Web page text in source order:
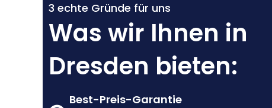
3 echte Gründe für uns
Was wir Ihnen in
Dresden bieten:
Best-Preis-Garantie